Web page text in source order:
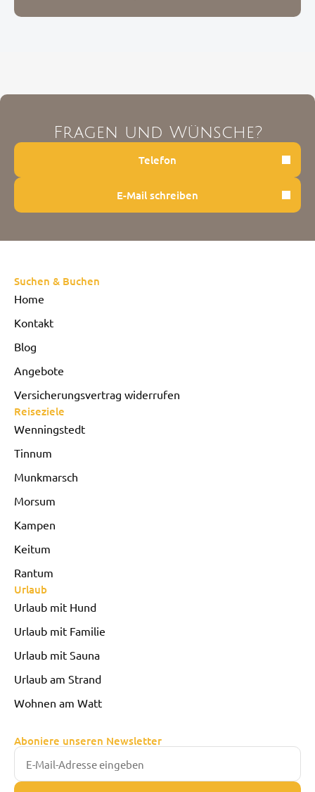
Fragen und Wünsche?
Telefon
E-Mail schreiben
Suchen & Buchen
Home
Kontakt
Blog
Angebote
Versicherungsvertrag widerrufen
Reiseziele
Wenningstedt
Tinnum
Munkmarsch
Morsum
Kampen
Keitum
Rantum
Urlaub
Urlaub mit Hund
Urlaub mit Familie
Urlaub mit Sauna
Urlaub am Strand
Wohnen am Watt
Aboniere unseren Newsletter